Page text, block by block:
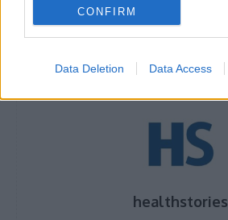
CONFIRM
Data Deletion Data Access
healthstories